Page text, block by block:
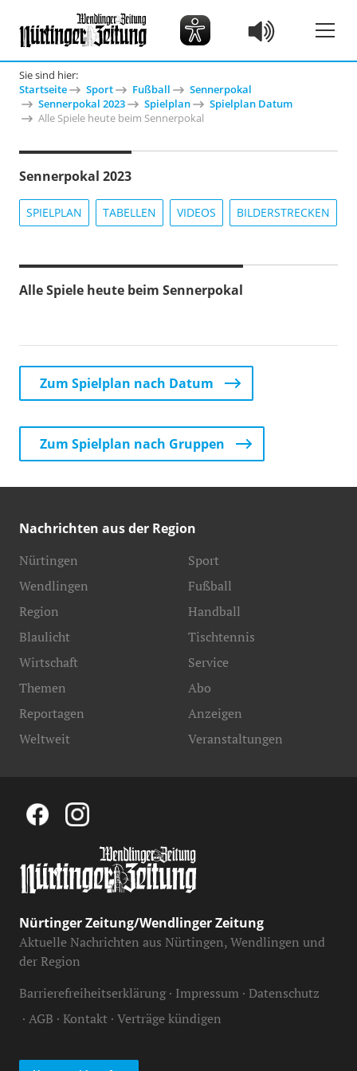
Sie sind hier:
Startseite
Sport Fußball
Sennerpokal
Sennerpokal 2023
Spielplan
Spielplan Datum
Alle Spiele heute beim Sennerpokal
Sennerpokal 2023
SPIELPLAN TABELLEN VIDEOS BILDERSTRECKEN
Alle Spiele heute beim Sennerpokal
Zum Spielplan nach Datum
Zum Spielplan nach Gruppen
Nachrichten aus der Region
Nürtingen
Wendlingen
Region
Blaulicht
Sport
Fußball
Handball
Tischtennis
Wirtschaft
Themen
Reportagen
Weltweit
Service
Abo
Anzeigen
Veranstaltungen
Nürtinger Zeitung/Wendlinger Zeitung
Aktuelle Nachrichten aus Nürtingen, Wendlingen und
der Region
Barrierefreiheitserklärung Impressum Datenschutz
AGB Kontakt Verträge kündigen